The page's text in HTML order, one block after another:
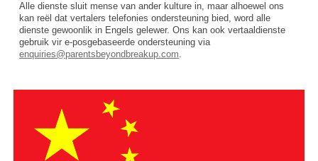
Alle dienste sluit mense van ander kulture in, maar alhoewel ons
kan reël dat vertalers telefonies ondersteuning bied, word alle
dienste gewoonlik in Engels gelewer. Ons kan ook vertaaldienste
gebruik vir e-posgebaseerde ondersteuning via
enquiries@parentsbeyondbreakup.com.